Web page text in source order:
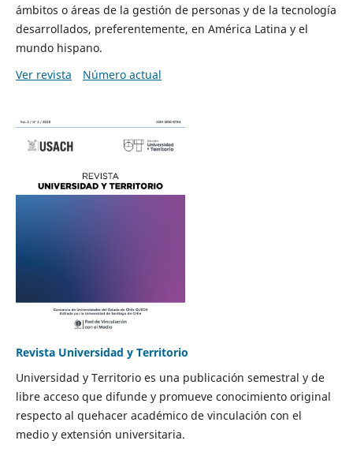
ámbitos o áreas de la gestión de personas y de la tecnología
desarrollados, preferentemente, en América Latina y el
mundo hispano.
Ver revista
Número actual
Revista Universidad y Territorio
Universidad y Territorio es una publicación semestral y de
libre acceso que difunde y promueve conocimiento original
respecto al quehacer académico de vinculación con el
medio y extensión universitaria.